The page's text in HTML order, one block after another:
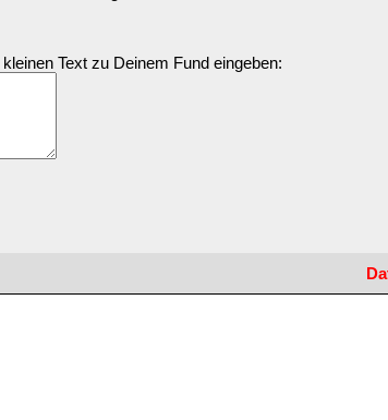
Text zu Deinem Fund eingeben: